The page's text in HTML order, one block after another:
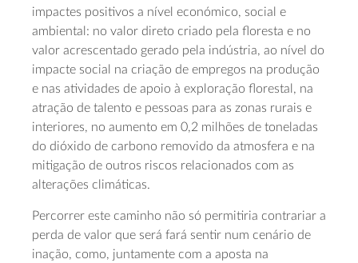
impactes positivos a nível económico, social e
ambiental: no valor direto criado pela floresta e no
valor acrescentado gerado pela indústria, ao nível do
impacte social na criação de empregos na produção
e nas atividades de apoio à exploração florestal, na
atração de talento e pessoas para as zonas rurais e
interiores, no aumento em 0,2 milhões de toneladas
do dióxido de carbono removido da atmosfera e na
mitigação de outros riscos relacionados com as
alterações climáticas.
Percorrer este caminho não só permitiria contrariar a
perda de valor que será fará sentir num cenário de
inação, como, juntamente com a aposta na